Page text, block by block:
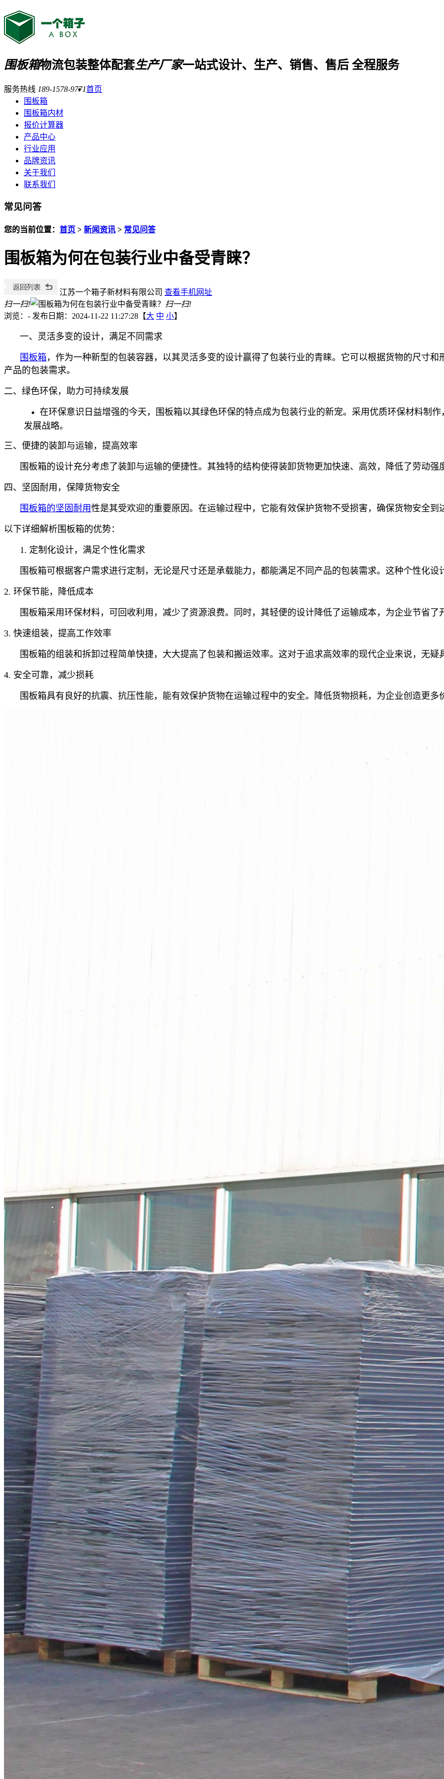
围板箱物流包装整体配套生产厂家一站式设计、生产、销售、售后 全程服务
服务热线 189-1578-9771首页
围板箱
围板箱内材
报价计算器
产品中心
行业应用
品牌资讯
关于我们
联系我们
常见问答
您的当前位置： 首页 > 新闻资讯 > 常见问答
围板箱为何在包装行业中备受青睐？
江苏一个箱子新材料有限公司 查看手机网址
扫一扫!
扫一扫!
浏览： - 发布日期：2024-11-22 11:27:28【大 中 小】
一、灵活多变的设计，满足不同需求
围板箱 ，作为一种新型的包装容器，以其灵活多变的设计赢得了包装行业的青睐。它可以根据货物的尺寸
产品的包装需求。
二、绿色环保，助力可持续发展
在环保意识日益增强的今天，围板箱以其绿色环保的特点成为包装行业的新宠。采用优质环保材料制
发展战略。
三、便捷的装卸与运输，提高效率
围板箱的设计充分考虑了装卸与运输的便捷性。其独特的结构使得装卸货物更加快速、高效，降低了劳动强
四、坚固耐用，保障货物安全
围板箱的坚固耐用性是其受欢迎的重要原因。在运输过程中，它能有效保护货物不受损害，确保货物安全到
以下详细解析围板箱的优势：
1. 定制化设计，满足个性化需求
围板箱可根据客户需求进行定制，无论是尺寸还是承载能力，都能满足不同产品的包装需求。这种个性化
2. 环保节能，降低成本
围板箱采用环保材料，可回收利用，减少了资源浪费。同时，其轻便的设计降低了运输成本，为企业节省了
3. 快速组装，提高工作效率
围板箱的组装和拆卸过程简单快捷，大大提高了包装和搬运效率。这对于追求高效率的现代企业来说，无疑
4. 安全可靠，减少损耗
围板箱具有良好的抗震、抗压性能，能有效保护货物在运输过程中的安全。降低货物损耗，为企业创造更多